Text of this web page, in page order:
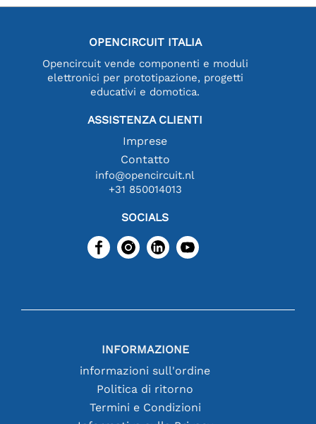
OPENCIRCUIT ITALIA
Opencircuit vende componenti e moduli
elettronici per prototipazione, progetti
educativi e domotica.
ASSISTENZA CLIENTI
Imprese
Contatto
info@opencircuit.nl
+31 850014013
SOCIALS
INFORMAZIONE
informazioni sull'ordine
Politica di ritorno
Termini e Condizioni